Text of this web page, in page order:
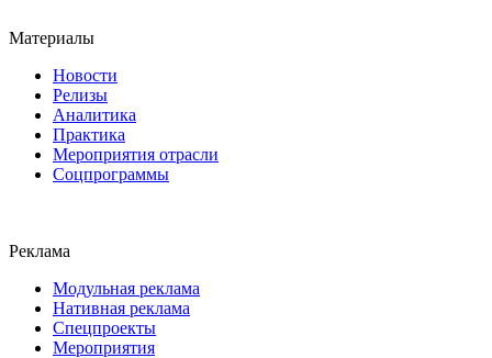
Материалы
Новости
Релизы
Аналитика
Практика
Мероприятия отрасли
Соцпрограммы
Реклама
Модульная реклама
Нативная реклама
Спецпроекты
Мероприятия